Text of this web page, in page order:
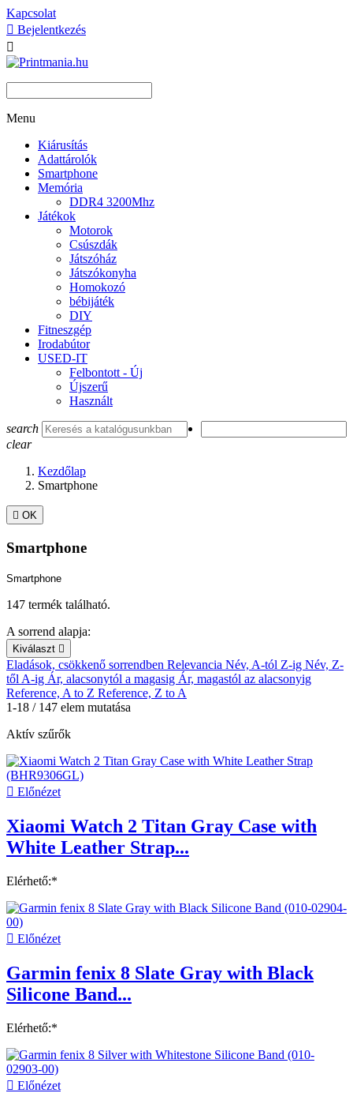
Kapcsolat
 Bejelentkezés

Menu
Kiárusítás
Adattárolók
Smartphone
Memória
DDR4 3200Mhz
Játékok
Motorok
Csúszdák
Játszóház
Játszókonyha
Homokozó
bébijáték
DIY
Fitneszgép
Irodabútor
USED-IT
Felbontott - Új
Újszerű
Használt
search
clear
Kezdőlap
Smartphone
 OK
Smartphone
Smartphone
147 termék található.
A sorrend alapja:
Kiválaszt 
Eladások, csökkenő sorrendben Relevancia Név, A-tól Z-ig Név, Z-
től A-ig Ár, alacsonytól a magasig Ár, magastól az alacsonyig
Reference, A to Z Reference, Z to A
1-18 / 147 elem mutatása
Aktív szűrők
 Előnézet
Xiaomi Watch 2 Titan Gray Case with
White Leather Strap...
Elérhető:*
 Előnézet
Garmin fenix 8 Slate Gray with Black
Silicone Band...
Elérhető:*
 Előnézet